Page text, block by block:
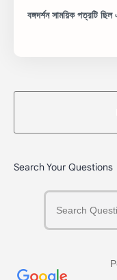
বঙ্গদর্শন সাময়িক পত্রটি ছিল
Search Your Questions